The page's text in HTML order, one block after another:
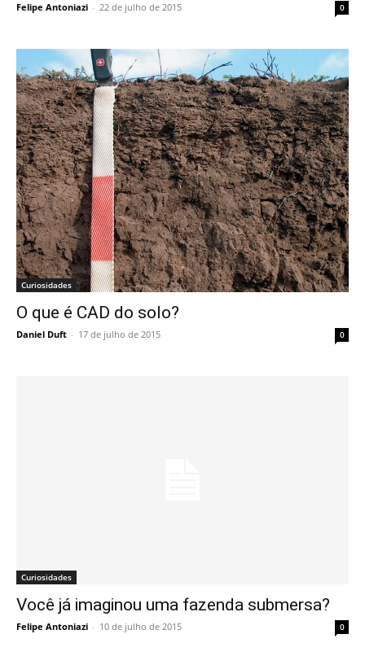
Felipe Antoniazi - 22 de julho de 2015 0
Curiosidades
O que é CAD do solo?
Daniel Duft - 17 de julho de 2015 0
Curiosidades
Você já imaginou uma fazenda submersa?
Felipe Antoniazi - 10 de julho de 2015 0